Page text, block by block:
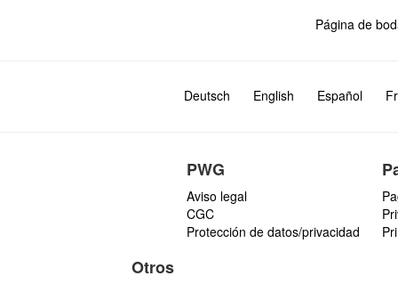
Página de
Deutsch English Español
PWG
Aviso legal
CGC
Protección de datos/privacidad
Otros